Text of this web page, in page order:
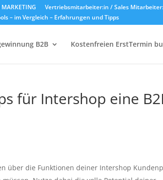
Vertriebsmitarbeiter:in / Sales
– im Vergleich – Erfahrungen und Tipps
B2B Kostenfreien ErstTermin
für Intershop eine
über die Funktionen deiner Intershop